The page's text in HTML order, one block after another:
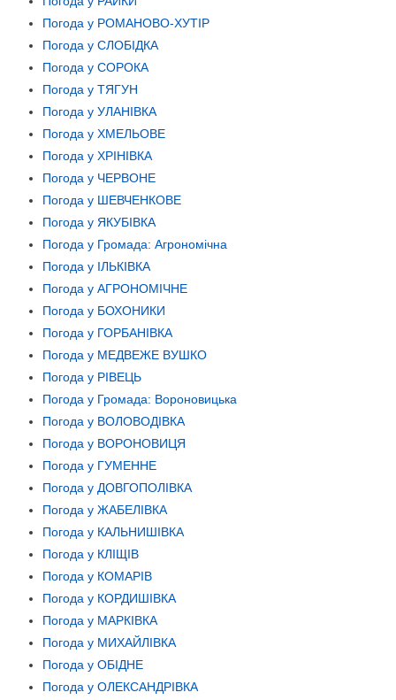
Погода у РОМАНОВО-ХУТІР
Погода у СЛОБІДКА
Погода у СОРОКА
Погода у ТЯГУН
Погода у УЛАНІВКА
Погода у ХМЕЛЬОВЕ
Погода у ХРІНІВКА
Погода у ЧЕРВОНЕ
Погода у ШЕВЧЕНКОВЕ
Погода у ЯКУБІВКА
Погода у Громада: Агрономічна
Погода у ІЛЬКІВКА
Погода у АГРОНОМІЧНЕ
Погода у БОХОНИКИ
Погода у ГОРБАНІВКА
Погода у МЕДВЕЖЕ ВУШКО
Погода у РІВЕЦЬ
Погода у Громада: Вороновицька
Погода у ВОЛОВОДІВКА
Погода у ВОРОНОВИЦЯ
Погода у ГУМЕННЕ
Погода у ДОВГОПОЛІВКА
Погода у ЖАБЕЛІВКА
Погода у КАЛЬНИШІВКА
Погода у КЛІЩІВ
Погода у КОМАРІВ
Погода у КОРДИШІВКА
Погода у МАРКІВКА
Погода у МИХАЙЛІВКА
Погода у ОБІДНЕ
Погода у ОЛЕКСАНДРІВКА